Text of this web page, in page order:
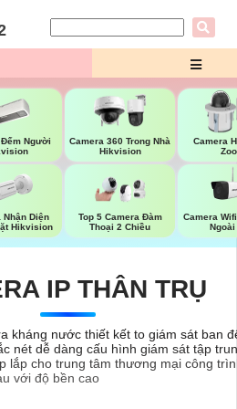
Người
Camera 360 Trong Nhà
Hikvision
Camera
Nhận Diện
Hikvision
Top 5 Camera Đàm
Thoại 2 Chiều
Camera
IP THÂN TRỤ
kháng nước thiết kết to giám sát ban
nét dễ dàng cấu hình giám sát tập
lắp cho trung tâm thương mại công
với độ bền cao